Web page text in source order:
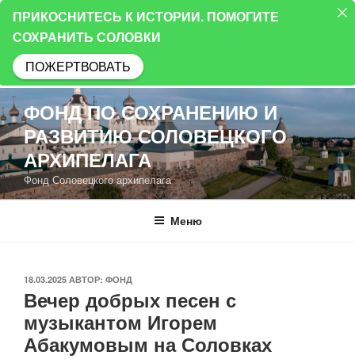
Перейти
к
содержимому
ФОНД ПО СОХРАНЕНИЮ И
РАЗВИТИЮ СОЛОВЕЦКОГО
АРХИПЕЛАГА
Фонд Соловецкого архипелага
Меню
ОПУБЛИКОВАНО
18.03.2025 АВТОР: ФОНД
Вечер добрых песен с
музыкантом Игорем
Абакумовым на Соловках
ПРИКОСНИТЕСЬ К ИСТОРИИ. ПОМОГИТЕ
СОХРАНИТЬ СОЛОВКИ
ПОЖЕРТВОВАТЬ